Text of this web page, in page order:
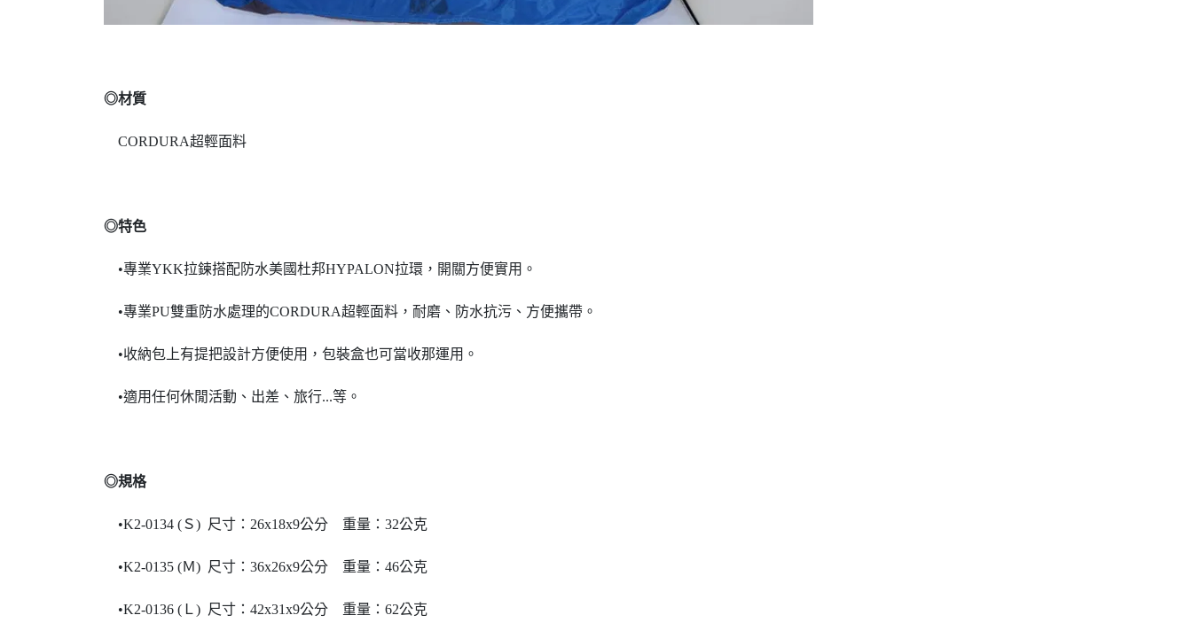
◎材質
CORDURA超輕面料
◎特色
•專業YKK拉鍊搭配防水美國杜邦HYPALON拉環，開關方便實用。
•專業PU雙重防水處理的CORDURA超輕面料，耐磨、防水抗污、方便攜帶。
•收納包上有提把設計方便使用，包裝盒也可當收那運用。
•適用任何休閒活動、出差、旅行...等。
◎規格
•K2-0134 (Ｓ) 尺寸：26x18x9公分 重量：32公克
•K2-0135 (Ｍ) 尺寸：36x26x9公分 重量：46公克
•K2-0136 (Ｌ) 尺寸：42x31x9公分 重量：62公克